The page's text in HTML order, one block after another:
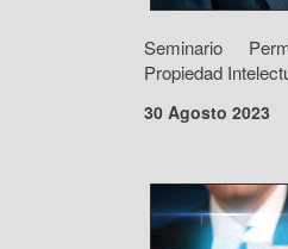
Seminario
Propiedad
30 Agosto 2023